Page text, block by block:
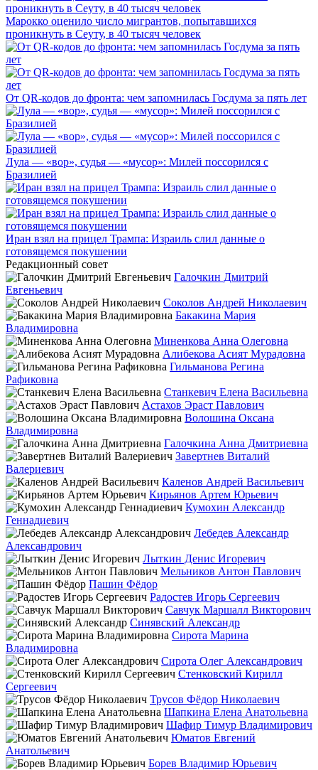
Марокко оценило число мигрантов, попытавшихся
проникнуть в Сеуту, в 40 тысяч человек
От QR-кодов до фронта: чем запомнилась Госдума за пять лет
Лула — «вор», судья — «мусор»: Милей поссорился с
Бразилией
Иран взял на прицел Трампа: Израиль слил данные о
готовящемся покушении
Редакционный совет
Галочкин Дмитрий
Евгеньевич
Соколов Андрей Николаевич
Бакакина Мария
Владимировна
Миненкова Анна Олеговна
Алибекова Асият Мурадовна
Гильманова Регина
Рафиковна
Станкевич Елена Васильевна
Астахов Эраст Павлович
Волошина Оксана
Владимировна
Галочкина Анна Дмитриевна
Завертнев Виталий
Валериевич
Каленов Андрей Васильевич
Кирьянов Артем Юрьевич
Кумохин Александр
Геннадиевич
Лебедев Александр
Александрович
Лыткин Денис Игоревич
Мельников Антон Павлович
Пашин Фёдор
Радостев Игорь Сергеевич
Савчук Маршалл Викторович
Синявский Александр
Сирота Марина
Владимировна
Сирота Олег Александрович
Стенковский Кирилл
Сергеевич
Трусов Фёдор Николаевич
Шапкина Елена Анатольевна
Шафир Тимур Владимирович
Юматов Евгений
Анатольевич
Борев Владимир Юрьевич